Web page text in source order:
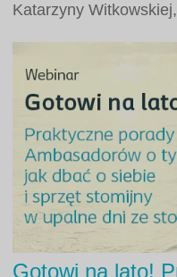
Katarzyny
Gotowi na lato!